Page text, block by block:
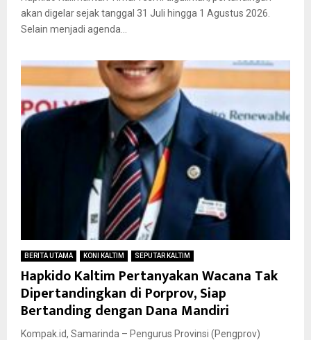
akan digelar sejak tanggal 31 Juli hingga 1 Agustus 2026.
Selain menjadi agenda...
BERITA UTAMA KONI KALTIM SEPUTAR KALTIM
Hapkido Kaltim Pertanyakan Wacana Tak
Dipertandingkan di Porprov, Siap
Bertanding dengan Dana Mandiri
Kompak.id, Samarinda – Pengurus Provinsi (Pengprov)